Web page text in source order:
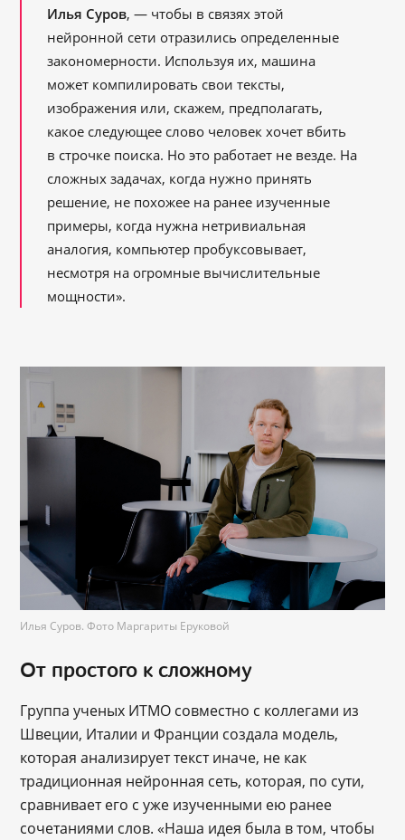
Илья Суров, — чтобы в связях этой
нейронной сети отразились определенные
закономерности. Используя их, машина
может компилировать свои тексты,
изображения или, скажем, предполагать,
какое следующее слово человек хочет вбить
в строчке поиска. Но это работает не везде. На
сложных задачах, когда нужно принять
решение, не похожее на ранее изученные
примеры, когда нужна нетривиальная
аналогия, компьютер пробуксовывает,
несмотря на огромные вычислительные
мощности».
Илья Суров. Фото Маргариты Еруковой
От простого к сложному
Группа ученых ИТМО совместно с коллегами из
Швеции, Италии и Франции создала модель,
которая анализирует текст иначе, не как
традиционная нейронная сеть, которая, по сути,
сравнивает его с уже изученными ею ранее
сочетаниями слов. «Наша идея была в том, чтобы